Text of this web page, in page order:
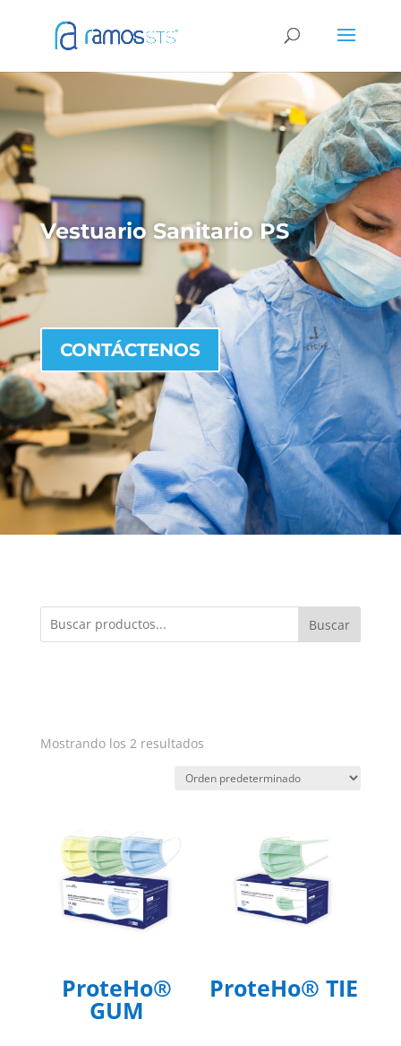
Vestuario Sanitario PS
CONTÁCTENOS
Buscar
Mostrando los 2 resultados
ProteHo®
GUM
ProteHo® TIE